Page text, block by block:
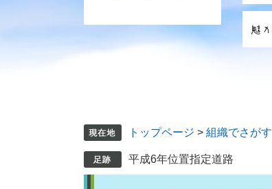
トップページ > 組織でさがす
平成6年位置指定道路